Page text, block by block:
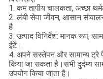
1. कम तापीय चालकता, अच्छा
2. लंबी सेवा जीवन, आसान
है
3. उत्पाद विनिर्देश: मानक रूप,
ईंटें।
4. अपने सस्तेपन और सामान्य ट्रे
किया जा सकता है।सभी दुर्दम्य
उपयोग किया जाता है।